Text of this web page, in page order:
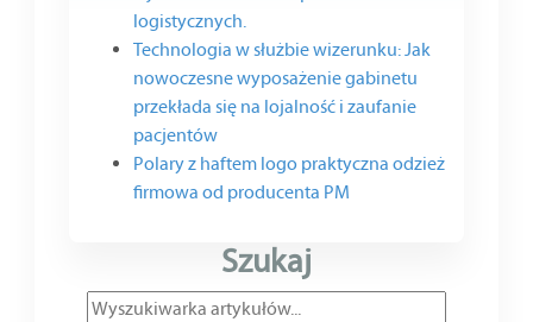
logistycznych.
Technologia w służbie wizerunku: Jak
nowoczesne wyposażenie gabinetu
przekłada się na lojalność i zaufanie
pacjentów
Polary z haftem logo praktyczna odzież
firmowa od producenta PM
Szukaj